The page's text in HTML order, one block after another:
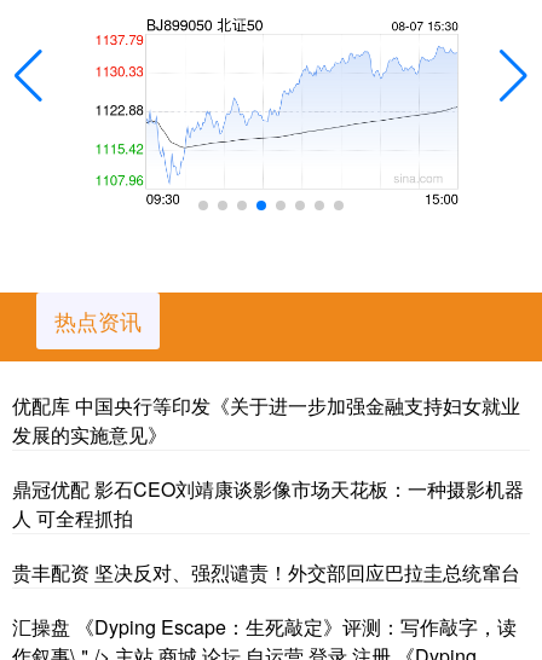
热点资讯
优配库 中国央行等印发《关于进一步加强金融支持妇女就业
发展的实施意见》
鼎冠优配 影石CEO刘靖康谈影像市场天花板：一种摄影机器
人 可全程抓拍
贵丰配资 坚决反对、强烈谴责！外交部回应巴拉圭总统窜台
汇操盘 《Dyping Escape：生死敲定》评测：写作敲字，读